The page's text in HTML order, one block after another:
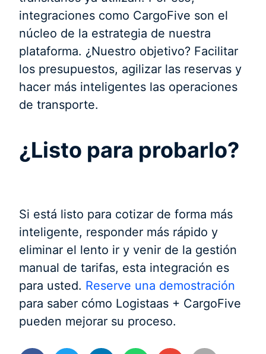
integraciones como CargoFive son el
núcleo de la estrategia de nuestra
plataforma. ¿Nuestro objetivo? Facilitar
los presupuestos, agilizar las reservas y
hacer más inteligentes las operaciones
de transporte.
¿Listo para probarlo?
Si está listo para cotizar de forma más
inteligente, responder más rápido y
eliminar el lento ir y venir de la gestión
manual de tarifas, esta integración es
para usted. Reserve una demostración
para saber cómo Logistaas + CargoFive
pueden mejorar su proceso.